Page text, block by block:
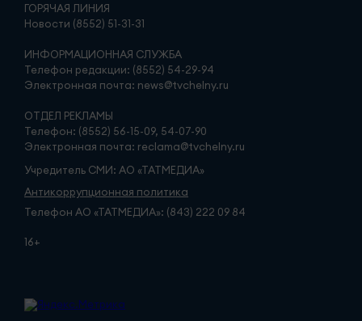
ГОРЯЧАЯ ЛИНИЯ
Новости (8552) 51-31-31
ИНФОРМАЦИОННАЯ СЛУЖБА
Телефон редакции: (8552) 54-29-94
Электронная почта: news@tvchelny.ru
ОТДЕЛ РЕКЛАМЫ
Телефон: (8552) 56-15-09, 54-07-90
Электронная почта: reclama@tvchelny.ru
Учредитель СМИ: АО «ТАТМЕДИА»
Антикоррупционная политика
Телефон АО «ТАТМЕДИА»: (843) 222 09 84
16+